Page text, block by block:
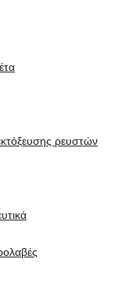
ρευστών